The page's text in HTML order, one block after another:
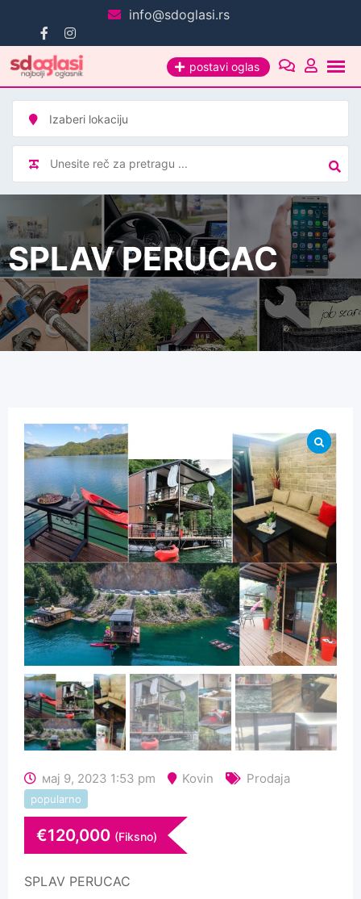
sadržaj
info@sdoglasi.rs
postavi oglas
SPLAV PERUCAC
мај 9, 2023 1:53 pm Kovin Prodaja
popularno
€120,000 (Fiksno)
SPLAV PERUCAC